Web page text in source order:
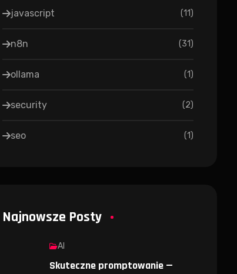
javascript (11)
n8n (31)
ollama (1)
security (2)
seo (1)
Najnowsze Posty
AI
Skuteczne promptowanie —